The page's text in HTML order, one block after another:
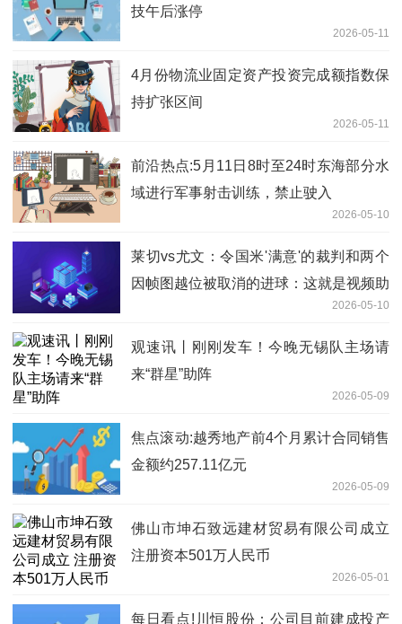
技午后涨停
2026-05-11
4月份物流业固定资产投资完成额指数保
持扩张区间
2026-05-11
前沿热点:5月11日8时至24时东海部分水
域进行军事射击训练，禁止驶入
2026-05-10
莱切vs尤文：令国米'满意'的裁判和两个
因帧图越位被取消的进球：这就是视频助
2026-05-10
观速讯丨刚刚发车！今晚无锡队主场请
来“群星”助阵
2026-05-09
焦点滚动:越秀地产前4个月累计合同销售
金额约257.11亿元
2026-05-09
佛山市坤石致远建材贸易有限公司成立
注册资本501万人民币
2026-05-01
每日看点!川恒股份：公司目前建成投产